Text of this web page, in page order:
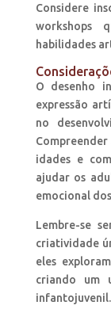
Considere
workshops
habilidades
O desenho
expressão
no
idades e
ajudar os
emocional
Lembre-se
criatividade
eles
criando um
infantojuvenil.